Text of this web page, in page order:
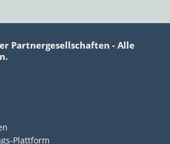
Partnergesellschaften - Alle
Plattform